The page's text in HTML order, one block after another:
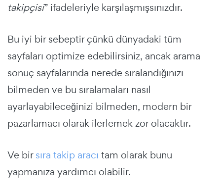
takipçisi” ifadeleriyle karşılaşmışsınızdır.
Bu iyi bir sebeptir çünkü dünyadaki tüm
sayfaları optimize edebilirsiniz, ancak arama
sonuç sayfalarında nerede sıralandığınızı
bilmeden ve bu sıralamaları nasıl
ayarlayabileceğinizi bilmeden, modern bir
pazarlamacı olarak ilerlemek zor olacaktır.
Ve birsıra takip aracı tam olarak bunu
yapmanıza yardımcı olabilir.